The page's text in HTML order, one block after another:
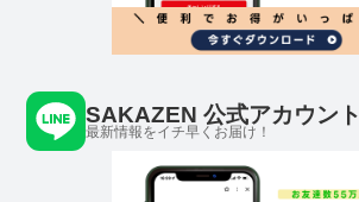
SAKAZEN 公式アカウント
最新情報をイチ早くお届け！